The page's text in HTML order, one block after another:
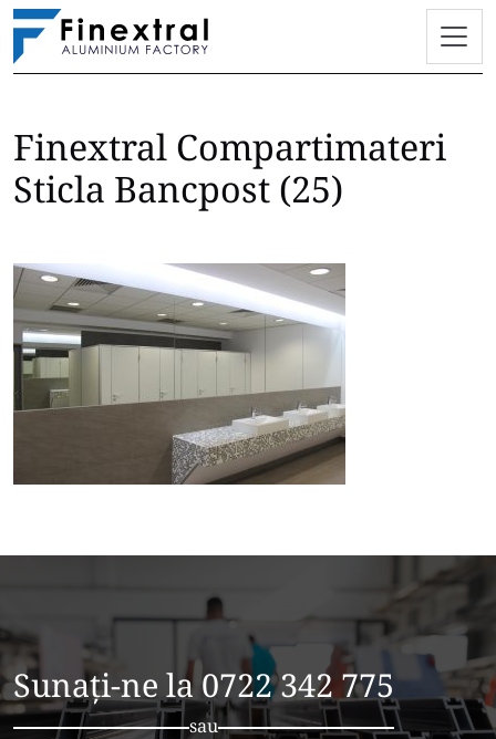
Skip
to
content
Finextral Compartimateri
Sticla Bancpost (25)
Sunați-ne la 0722 342 775
sau